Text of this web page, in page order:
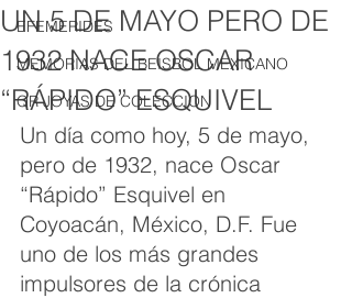
EFEMERIDES
MEMORIAS DEL BEISBOL MEXICANO
QR JOYAS DE COLECCION
UN 5 DE MAYO PERO DE
1932 NACE OSCAR
“RÁPIDO” ESQUIVEL
Un día como hoy, 5 de mayo,
pero de 1932, nace Oscar
“Rápido” Esquivel en
Coyoacán, México, D.F. Fue
uno de los más grandes
impulsores de la crónica